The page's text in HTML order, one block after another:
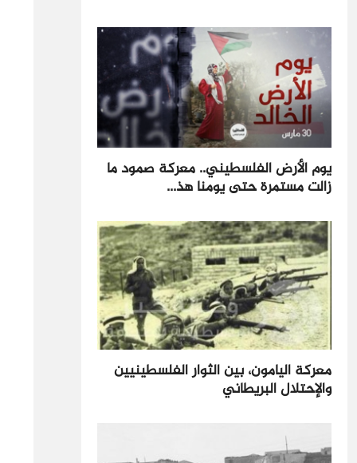
يوم الأرض الفلسطيني.. معركة صمود ما
زالت مستمرة حتى يومنا هذ...
معركة اليامون، بين الثوار الفلسطينيين
والإحتلال البريطاني